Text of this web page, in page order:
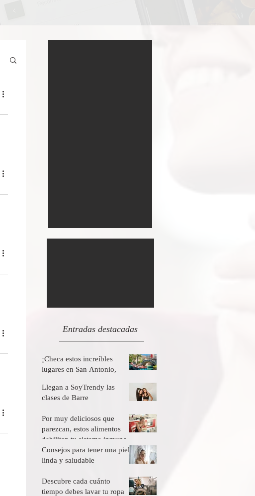
Entradas destacadas
¡Checa estos increíbles
lugares en San Antonio,
descuentos!
Llegan a SoyTrendy las
clases de Barre
Por muy deliciosos que
parezcan, estos alimentos
debilitan tu sistema inmune
Consejos para tener una piel
linda y saludable
Descubre cada cuánto
tiempo debes lavar tu ropa